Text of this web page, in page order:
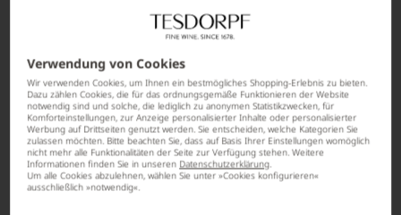
Verwendung von Cookies
Wir verwenden Cookies, um Ihnen ein bestmögliches Shopping-Erlebnis zu bieten.
Dazu zählen Cookies, die für das ordnungsgemäße Funktionieren der Website
notwendig sind und solche, die lediglich zu anonymen Statistikzwecken, für
Komforteinstellungen, zur Anzeige personalisierter Inhalte oder personalisierter
Werbung auf Drittseiten genutzt werden. Sie entscheiden, welche Kategorien Sie
zulassen möchten. Bitte beachten Sie, dass auf Basis Ihrer Einstellungen womöglich
nicht mehr alle Funktionalitäten der Seite zur Verfügung stehen. Weitere
Informationen finden Sie in unseren Datenschutzerklärung.
Um alle Cookies abzulehnen, wählen Sie unter »Cookies konfigurieren«
ausschließlich »notwendig«.
€990,00
pro Flasche (0.75l),